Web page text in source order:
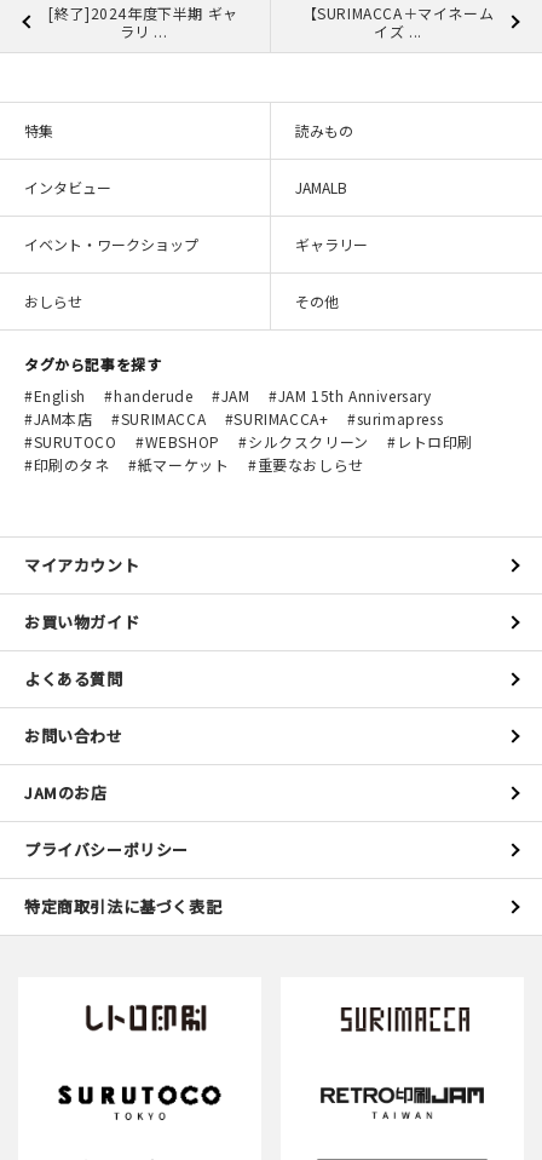
[終了]2024年度下半期 ギャ
ラリ ...
【SURIMACCA＋マイネーム
イズ ...
特集 読みもの
インタビュー JAMALB
イベント・ワークショップ ギャラリー
おしらせ その他
タグから記事を探す
English
handerude JAM
JAM 15th Anniversary
JAM本店
SURIMACCA SURIMACCA+
surimapress
SURUTOCO
WEBSHOP シルクスクリーン
レトロ印刷
印刷のタネ
紙マーケット 重要なおしらせ
マイアカウント
お買い物ガイド
よくある質問
お問い合わせ
JAMのお店
プライバシーポリシー
特定商取引法に基づく表記